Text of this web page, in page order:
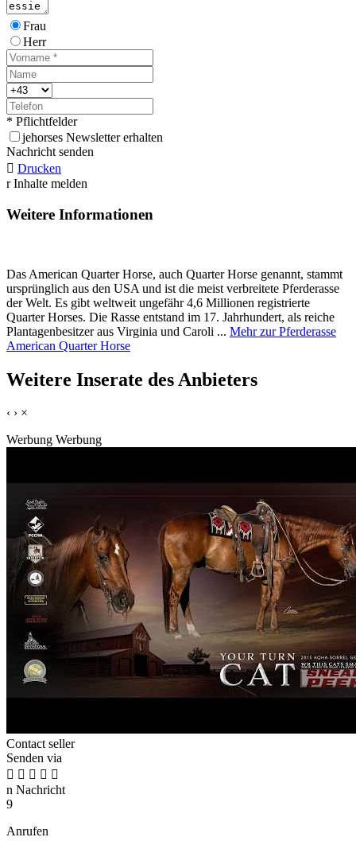
Frau
Herr
* Pflichtfelder
jehorses Newsletter erhalten
Nachricht senden
 Drucken
r Inhalte melden
Weitere Informationen
Das American Quarter Horse, auch Quarter Horse genannt, stammt
ursprünglich aus den USA und ist die meist verbreitete Pferderasse
der Welt. Es gibt weltweit ungefähr 4,6 Millionen registrierte
Quarter Horses. Die Rasse entstand im 17. Jahrhundert, als reiche
Plantagenbesitzer aus Virginia und Caroli ... Mehr zur Pferderasse
American Quarter Horse
Weitere Inserate des Anbieters
‹ › ×
Werbung Werbung
Contact seller
Senden via
    
n Nachricht
9
Anrufen